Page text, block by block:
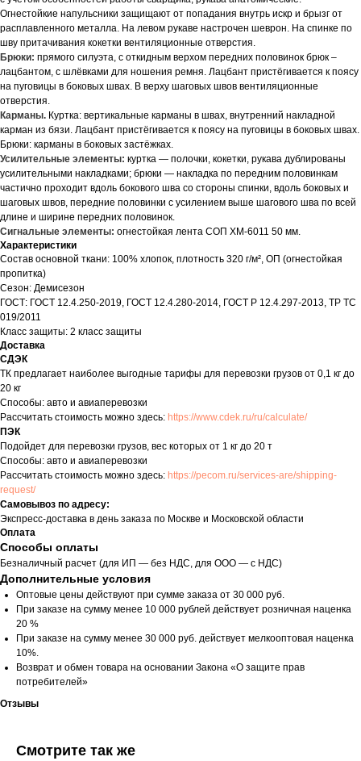
Огнестойкие напульсники защищают от попадания внутрь искр и брызг от
расплавленного металла. На левом рукаве настрочен шеврон. На спинке по
шву притачивания кокетки вентиляционные отверстия.
Брюки: прямого силуэта, с откидным верхом передних половинок брюк –
лацбантом, с шлёвками для ношения ремня. Лацбант пристёгивается к поясу
на пуговицы в боковых швах. В верху шаговых швов вентиляционные
отверстия.
Карманы. Куртка: вертикальные карманы в швах, внутренний накладной
карман из бязи. Лацбант пристёгивается к поясу на пуговицы в боковых швах.
Брюки: карманы в боковых застёжках.
Усилительные элементы: куртка — полочки, кокетки, рукава дублированы
усилительными накладками; брюки — накладка по передним половинкам
частично проходит вдоль бокового шва со стороны спинки, вдоль боковых и
шаговых швов, передние половинки с усилением выше шагового шва по всей
длине и ширине передних половинок.
Сигнальные элементы: огнестойкая лента СОП XM-6011 50 мм.
Характеристики
Состав основной ткани: 100% хлопок, плотность 320 г/м², ОП (огнестойкая
пропитка)
Сезон: Демисезон
ГОСТ: ГОСТ 12.4.250-2019, ГОСТ 12.4.280-2014, ГОСТ Р 12.4.297-2013, ТР ТС
019/2011
Класс защиты: 2 класс защиты
Доставка
СДЭК
ТК предлагает наиболее выгодные тарифы для перевозки грузов от 0,1 кг до
20 кг
Способы: авто и авиаперевозки
Рассчитать стоимость можно здесь: https://www.cdek.ru/ru/calculate/
ПЭК
Подойдет для перевозки грузов, вес которых от 1 кг до 20 т
Способы: авто и авиаперевозки
Рассчитать стоимость можно здесь: https://pecom.ru/services-are/shipping-
request/
Самовывоз по адресу:
Экспресс-доставка в день заказа по Москве и Московской области
Оплата
Способы оплаты
Безналичный расчет (для ИП — без НДС, для ООО — с НДС)
Дополнительные условия
Оптовые цены действуют при сумме заказа от 30 000 руб.
При заказе на сумму менее 10 000 рублей действует розничная наценка
20 %
При заказе на сумму менее 30 000 руб. действует мелкооптовая наценка
10%.
Возврат и обмен товара на основании Закона «О защите прав
потребителей»
Отзывы
Смотрите так же